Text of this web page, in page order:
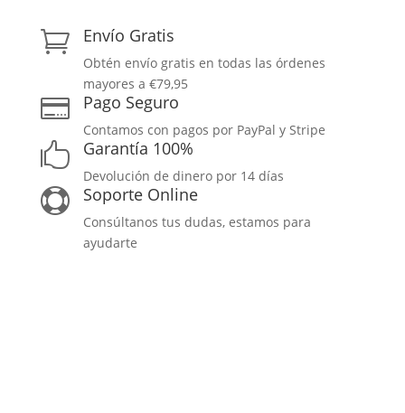
 Envío Gratis
Obtén envío gratis en todas las órdenes
mayores a €79,95
 Pago Seguro
Contamos con pagos por PayPal y Stripe
 Garantía 100%
Devolución de dinero por 14 días
 Soporte Online
Consúltanos tus dudas, estamos para
ayudarte